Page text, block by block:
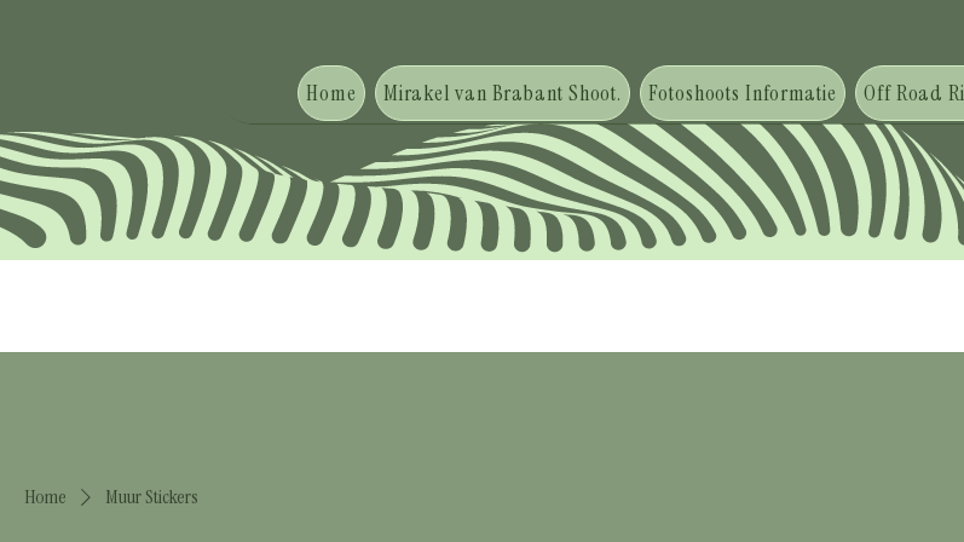
Home Mirakel van Brabant Shoot. Fotoshoots Informatie Off Road
Home Muur Stickers